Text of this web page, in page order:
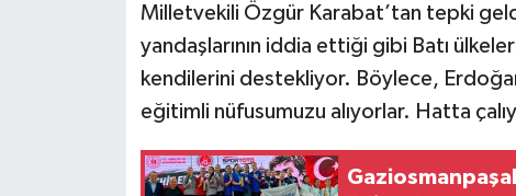
Milletvekili Özgür Karabat’tan tepki
yandaşlarının iddia ettiği gibi Batı
kendilerini destekliyor. Böylece,
eğitimli nüfusumuzu alıyorlar. Hatta